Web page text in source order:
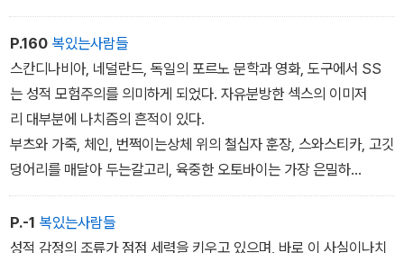
을 씁니다. 그러나 지금 내 뼈에는 역사적 살이 더 붙었어요. 나는 여
전히 지독한 탐미주의자이자 강박적인 도덕주의자이지만, 역사적 맥
락을 더욱 밀도 있게 이해하지 않고 탐미주의자185
가 ‘가부장제의 역사‘입니다. 그러니 구분이 필요할수밖에 없습니다.
인생 이야기가 늘 죽음의 필연성과 인간 소망의 덧없음을 성찰하
는 방향으로 이어질 수 있듯이, 인간 역사에서 발생한 비통한 사건
은 사실상 전부 페미니스트의 개탄을 반복할 소재가 됩니다. 그 주장
이 때때로 의미를 지닐 순 있겠지만, 늘그 주장을 반복할 순 없습니다.
˝˝그렇다면 그러한 주장을 해야...
는 페미니즘 비평이 이런 뜻이라면, 그런 비평은 언제든, 아무리 어설
플지라도 늘 어느 정도 가치가 있어요. 그러나 나는 페미니스트 지식
인들이 동료 여성들에게 변절자라고 비난받을 위험 없이 여성혐오와
의 전쟁에서 나름의 방식으로 제 역할을 하고 자기 작품에 페미니즘
적 함의를 남기거나 내포하는 모습을 보고 싶습니다.
나는 정치적 노선을 좋아하지 않아요. 지적 단조로움과 나쁜 글을 낳
거든요. 단순하게, 그러나 너무 푸념처럼 들리지는 않게 말해보겠습
니다. 세상에는 많은 지적 과제와 서로 다른 수준의 담론이 존재합니
다. 실제로 적절성의 문제가 있다면, 그건 어떤 사건이나 예술작품
이 더 ‘적합한‘ 대상이어서가 아니라, 어떤 주제를 공개적으로 논하
P.160 복있는사람들
스칸디나비아, 네덜란드, 독일의 포르노 문학과 영화, 도구에서 SS
는 성적 모험주의를 의미하게 되었다. 자유분방한 섹스의 이미저
리 대부분에 나치즘의 흔적이 있다.
부츠와 가죽, 체인, 번쩍이는상체 위의 철십자 훈장, 스와스티카, 고깃
덩어리를 매달아 두는갈고리, 육중한 오토바이는 가장 은밀하
고 잘 팔리는 에로티시즘의 도구다. 섹스숍과 목욕탕, 가죽 의상을 입
은 동성애자들이 즐겨 찾는 술집, 성매매 업소에서 사람들은 자기 장
비를 꺼내 든다.
P.-1 복있는사람들
성적 감정의 조류가 점점 세력을 키우고 있으며, 바로 이 사실이나치